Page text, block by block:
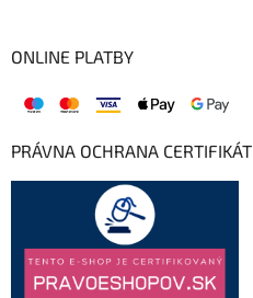
ONLINE PLATBY
PRÁVNA OCHRANA CERTIFIKÁT